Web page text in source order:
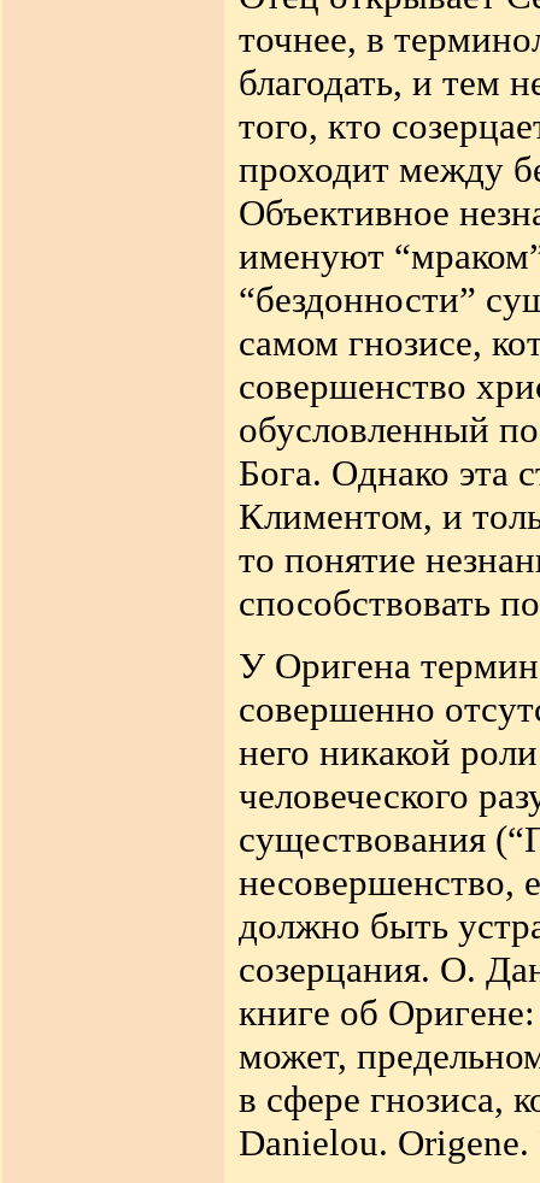
точнее, в
благодать, и тем
того, кто
проходит между
Объективное
именуют
“бездонности”
самом гнозисе,
совершенство
обусловленный
Бога. Однако эта
Климентом, и
то понятие
способствовать
У Оригена
совершенно
него никакой
человеческого
существования
несовершенство,
должно быть
созерцания. О.
книге об
может,
в сфере гнозиса,
Danielou.